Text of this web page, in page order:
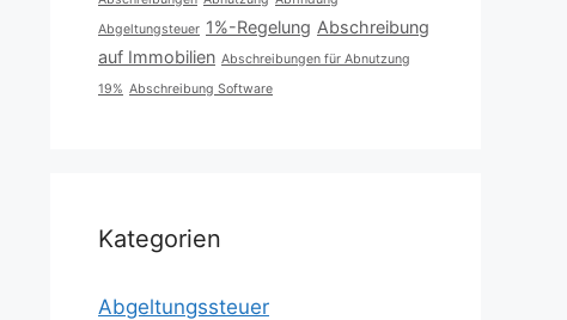
Abgeltungsteuer 1%-Regelung Abschreibung
auf Immobilien Abschreibungen für Abnutzung
19% Abschreibung Software
Kategorien
Abgeltungssteuer